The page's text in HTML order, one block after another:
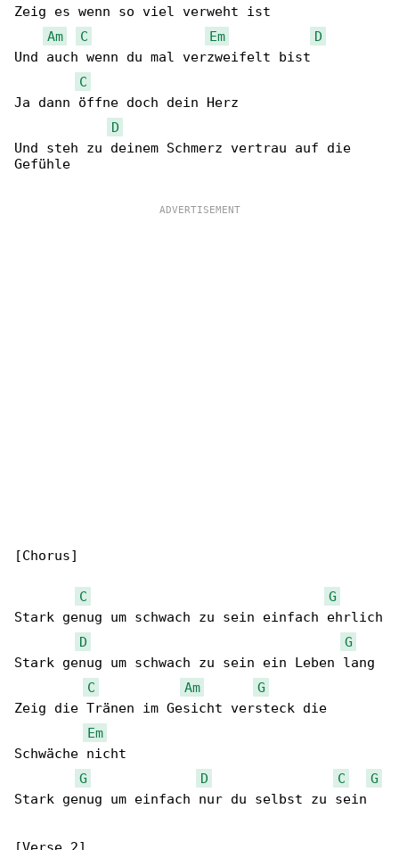
Zeig es wenn so viel verweht ist
Am
C Em
D
Und auch wenn du mal verzweifelt bist
C
Ja dann öffne doch dein Herz
D
Und steh zu deinem Schmerz vertrau auf die
Gefühle
[Chorus]
C
G
Stark genug um schwach zu sein einfach ehrlich
D
G
Stark genug um schwach zu sein ein Leben lang
C
Am
G
Zeig die Tränen im Gesicht versteck die
Em
Schwäche nicht
G
D C
G
Stark genug um einfach nur du selbst zu sein